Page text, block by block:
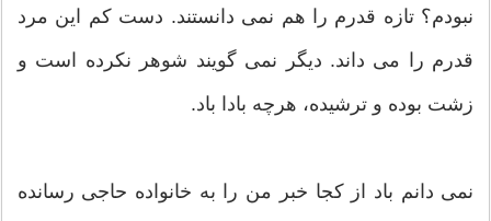
نبودم؟ تازه قدرم را هم نمی دانستند. دست کم این مرد
قدرم را می داند. دیگر نمی گویند شوهر نکرده است و
زشت بوده و ترشیده، هرچه بادا باد.
نمی دانم باد از کجا خبر من را به خانواده حاجی رسانده